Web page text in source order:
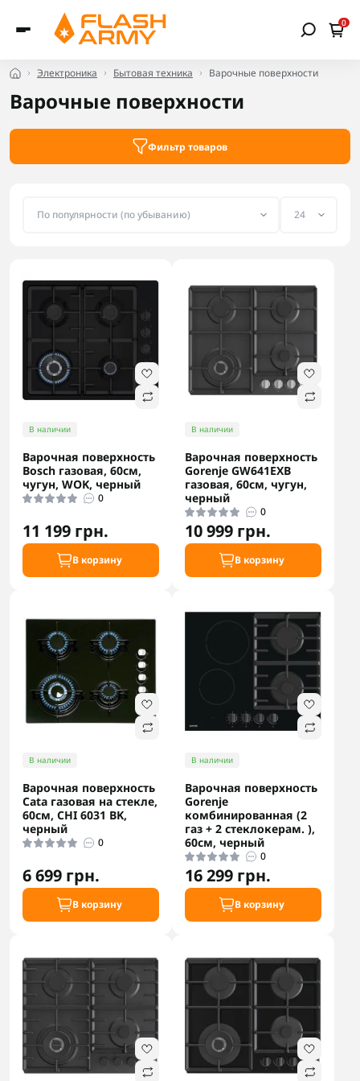
0
Электроника Бытовая техника Варочные поверхности
Варочные поверхности
Фильтр товаров
В наличии
Варочная поверхность
Bosch газовая, 60см,
чугун, WOK, черный
0
11 199 грн.
В корзину
В наличии
Варочная поверхность
Gorenje GW641EXB
газовая, 60см, чугун,
черный
0
10 999 грн.
В корзину
В наличии
Варочная поверхность
Cata газовая на стекле,
60см, CHI 6031 BK,
черный
0
6 699 грн.
В корзину
В наличии
Варочная поверхность
Gorenje
комбинированная (2
газ + 2 стеклокерам. ),
60см, черный
0
16 299 грн.
В корзину